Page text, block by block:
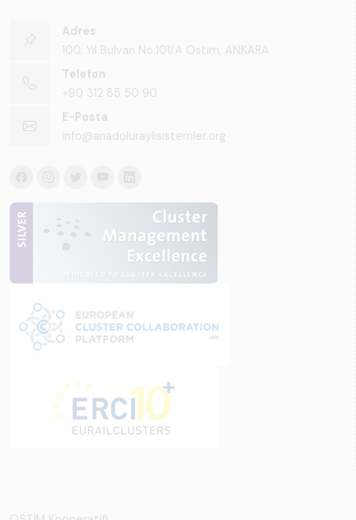
Adres
100. Yıl Bulvarı No:101/A Ostim, ANKARA
Telefon
+90 312 85 50 90
E-Posta
info@anadoluraylisistemler.org